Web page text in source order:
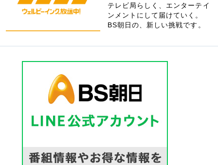
テレビ局らしく、エンターテイ
ンメントにして届けていく。
BS朝日の、新しい挑戦です。